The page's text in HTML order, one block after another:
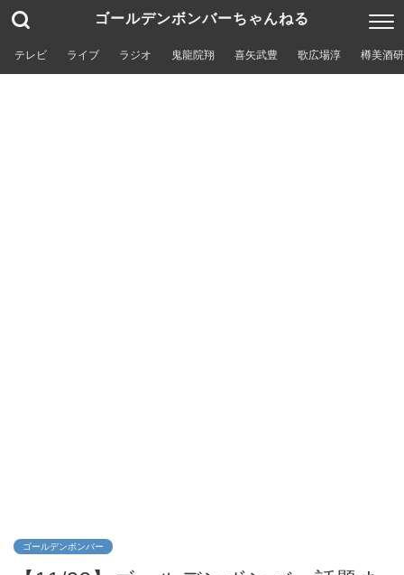
ゴールデンボンバーちゃんねる
テレビ ライブ ラジオ 鬼龍院翔 喜矢武豊 歌広場淳 樽美酒
ゴールデンボンバー